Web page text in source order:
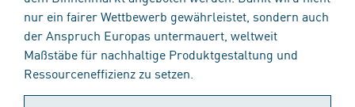
nur ein fairer Wettbewerb gewährleistet, sondern auch
der Anspruch Europas untermauert, weltweit
Maßstäbe für nachhaltige Produktgestaltung und
Ressourceneffizienz zu setzen.